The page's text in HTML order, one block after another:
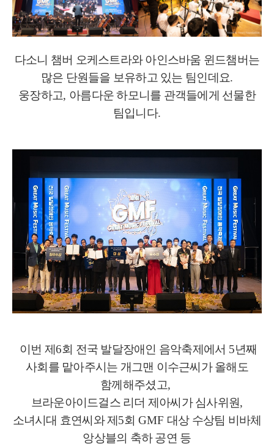
다소니 챔버 오케스트라와 아인스바움 윈드챔버는
많은 단원들을 보유하고 있는 팀인데요.
웅장하고, 아름다운 하모니를 관객들에게 선물한
팀입니다.
이번 제6회 전국 발달장애인 음악축제에서 5년째
사회를 맡아주시는 개그맨 이수근씨가 올해도
함께해주셨고,
브라운아이드걸스 리더 제아씨가 심사위원,
소녀시대 효연씨와 제 5회 GMF 대상 수상팀 비바체
앙상블의 축하 공연 등